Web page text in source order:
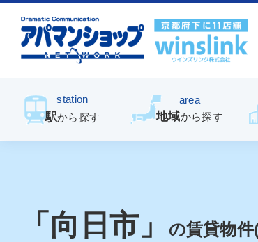
station
駅から探す
area
地域から探す
「向日市」 の賃貸物